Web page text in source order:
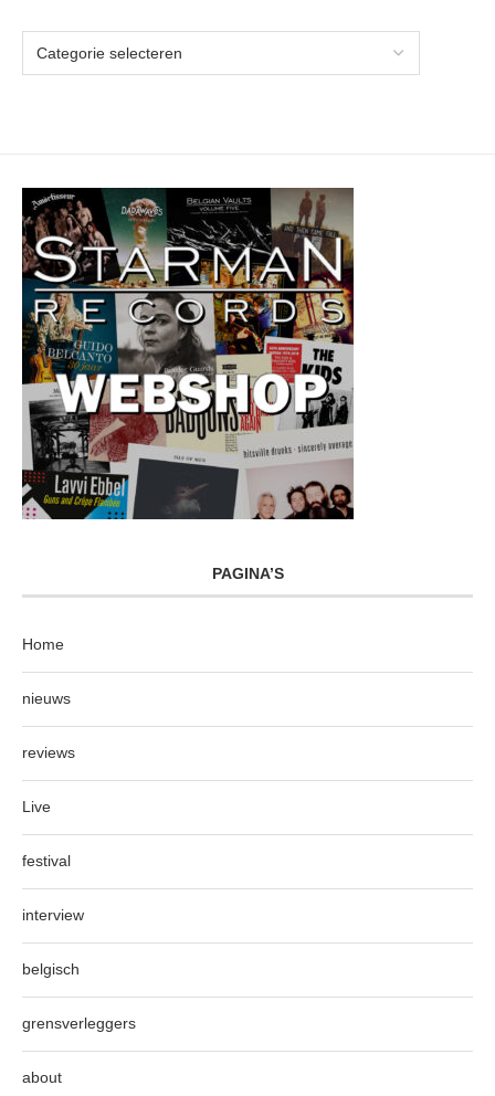
PAGINA’S
Home
nieuws
reviews
Live
festival
interview
belgisch
grensverleggers
about